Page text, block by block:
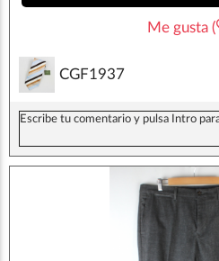
Me gusta (
CGF1937